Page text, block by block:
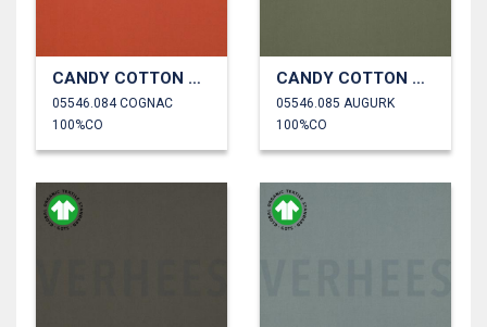
CANDY COTTON GOTS
05546.084 COGNAC
100%CO
CANDY COTTON GOTS
05546.085 AUGURK
100%CO